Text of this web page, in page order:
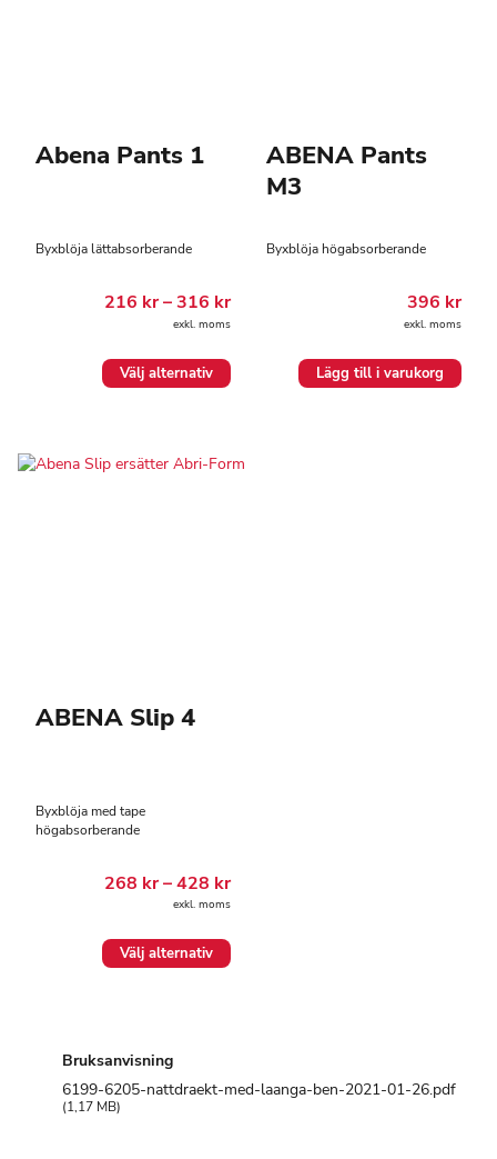
Abena Pants 1
Byxblöja lättabsorberande
216 kr–316 krPrisintervall:
till
exkl. moms
Välj alternativ
varianter.
ABENA Pants
M3
Byxblöja högabsorberande
396 kr
exkl. moms
Lägg till i varukorg
ABENA Slip 4
Byxblöja med tape
högabsorberande
268 kr–428 krPrisintervall:
exkl. moms
Välj alternativ
olika
alternativen
Bruksanvisning
6199-6205-nattdraekt-med-laanga-ben-2021-01-26.pdf
1,17 MB